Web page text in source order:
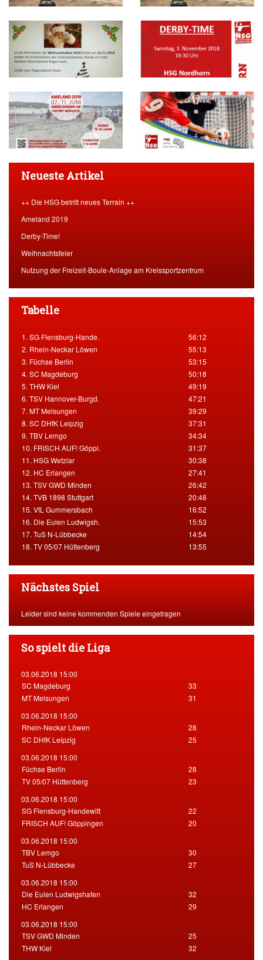
Neueste Artikel
++ Die HSG betritt neues Terrain ++
Ameland 2019
Derby-Time!
Weihnachtsfeier
Nutzung der Freizeit-Boule-Anlage am Kreissportzentrum
Tabelle
1. SG Flensburg-Hande.
56:12
2. Rhein-Neckar Löwen
55:13
3. Füchse Berlin
53:15
4. SC Magdeburg
50:18
5. THW Kiel
49:19
6. TSV Hannover-Burgd.
47:21
7. MT Melsungen
39:29
8. SC DHfK Leipzig
37:31
9. TBV Lemgo
34:34
10. FRISCH AUF! Göppi.
31:37
11. HSG Wetzlar
30:38
12. HC Erlangen
27:41
13. TSV GWD Minden
26:42
14. TVB 1898 Stuttgart
20:48
15. VfL Gummersbach
16:52
16. Die Eulen Ludwigsh.
15:53
17. TuS N-Lübbecke
14:54
18. TV 05/07 Hüttenberg
13:55
Nächstes Spiel
Leider sind keine kommenden Spiele eingetragen
So spielt die Liga
03.06.2018 15:00
SC Magdeburg
33
MT Melsungen
31
03.06.2018 15:00
Rhein-Neckar Löwen
28
SC DHfK Leipzig
25
03.06.2018 15:00
Füchse Berlin
28
TV 05/07 Hüttenberg
23
03.06.2018 15:00
SG Flensburg-Handewitt
22
FRISCH AUF! Göppingen
20
03.06.2018 15:00
TBV Lemgo
30
TuS N-Lübbecke
27
03.06.2018 15:00
Die Eulen Ludwigshafen
32
HC Erlangen
29
03.06.2018 15:00
TSV GWD Minden
25
THW Kiel
32